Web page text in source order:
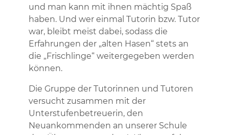
und man kann mit ihnen mächtig Spaß
haben. Und wer einmal Tutorin bzw. Tutor
war, bleibt meist dabei, sodass die
Erfahrungen der „alten Hasen“ stets an
die „Frischlinge“ weitergegeben werden
können.
Die Gruppe der Tutorinnen und Tutoren
versucht zusammen mit der
Unterstufenbetreuerin, den
Neuankommenden an unserer Schule